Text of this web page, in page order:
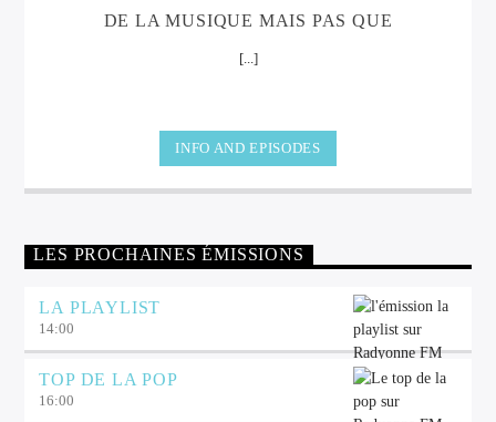
DE LA MUSIQUE MAIS PAS QUE
[...]
INFO AND EPISODES
LES PROCHAINES ÉMISSIONS
LA PLAYLIST
14:00
TOP DE LA POP
16:00